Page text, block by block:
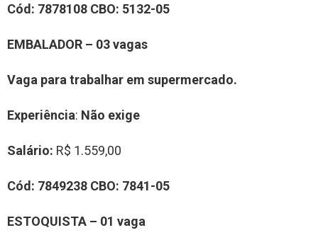
Cód: 7878108 CBO: 5132-05
EMBALADOR – 03 vagas
Vaga para trabalhar em supermercado.
Experiência: Não exige
Salário: R$ 1.559,00
Cód: 7849238 CBO: 7841-05
ESTOQUISTA – 01 vaga